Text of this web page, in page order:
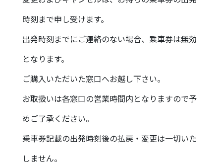
時刻まで申し受けます。
出発時刻までにご連絡のない場合、乗車券は無効
となります。
ご購入いただいた窓口へお越し下さい。
お取扱いは各窓口の営業時間内となりますので予
めご了承ください。
乗車券記載の出発時刻後の払戻・変更は一切いた
しません。